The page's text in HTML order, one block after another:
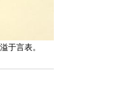
于言表。